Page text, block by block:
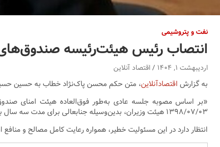
نفت و پتروشیمی
انتصاب رئیس هیئت‌رئیسه
اردیبهشت ۱, ۱۴۰۴ اقتصاد آنلاین
به گزارش اقتصادآنلاین، متن حکم محسن پاک‌نژاد خطاب به حسین
۱۳۹۸/۰۷/۰۳ هیئت وزیران، بدین‌وسیله جنابعالی برای مدت سه سال به‌عنوان «عضو اصلی و رئیس هیئت‌رئیسه صندوق‌ها» منصوب می‌شوید.
انتظار دارد در این مسئولیت خطیر، همواره رعایت کامل مصالح و